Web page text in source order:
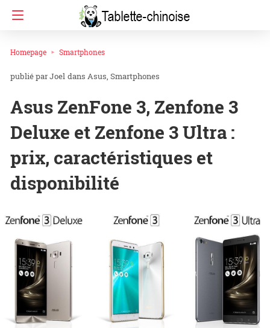
Homepage Smartphones
Joel dans Asus Smartphones
Asus ZenFone 3, Zenfone 3
Deluxe et Zenfone 3 Ultra :
prix, caractéristiques et
disponibilité